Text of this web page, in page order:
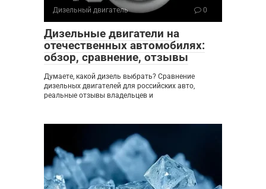
Дизельный двигатель 0
Дизельные двигатели на
отечественных автомобилях:
обзор, сравнение, отзывы
Думаете, какой дизель выбрать? Сравнение
дизельных двигателей для российских авто,
реальные отзывы владельцев и